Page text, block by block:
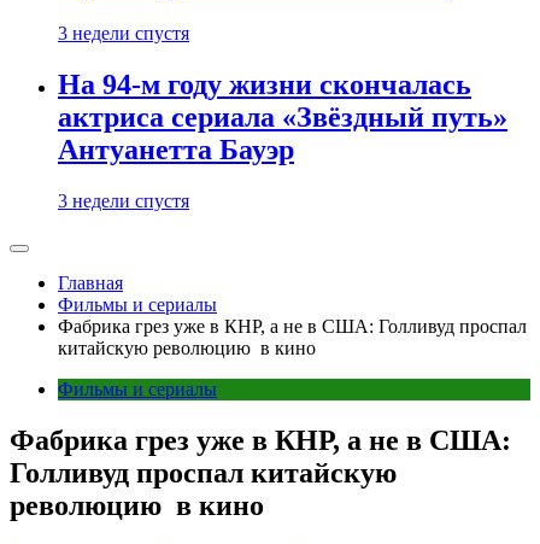
3 недели спустя
На 94-м году жизни скончалась
актриса сериала «Звёздный путь»
Антуанетта Бауэр
3 недели спустя
Главная
Фильмы и сериалы
Фабрика грез уже в КНР, а не в США: Голливуд проспал
китайскую революцию в кино
Фильмы и сериалы
Фабрика грез уже в КНР, а не в США:
Голливуд проспал китайскую
революцию в кино